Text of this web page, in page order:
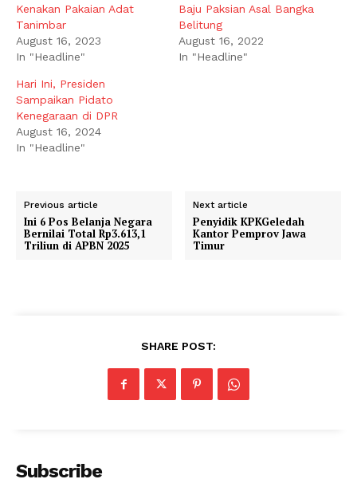
Kenakan Pakaian Adat
Tanimbar
August 16, 2023
In "Headline"
Baju Paksian Asal Bangka
Belitung
August 16, 2022
In "Headline"
Hari Ini, Presiden
Sampaikan Pidato
Kenegaraan di DPR
August 16, 2024
In "Headline"
Previous article
Ini 6 Pos Belanja Negara
Bernilai Total Rp3.613,1
Triliun di APBN 2025
Next article
Penyidik KPKGeledah
Kantor Pemprov Jawa
Timur
SHARE POST:
Subscribe